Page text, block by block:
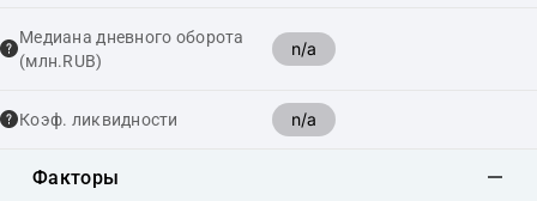
Медиана дневного оборота
(млн.RUB)
n/a
Коэф. ликвидности n/a
Факторы